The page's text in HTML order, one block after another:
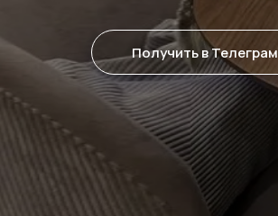
Получить в Телеграм